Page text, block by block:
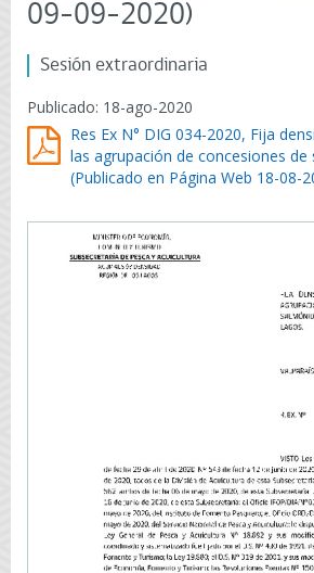
09-09-2020)
Sesión extraordinaria
Publicado: 18-ago-2020
Res Ex N° DIG 034-2020, Fija
las agrupación de concesiones de
(Publicado en Página Web 18-08-